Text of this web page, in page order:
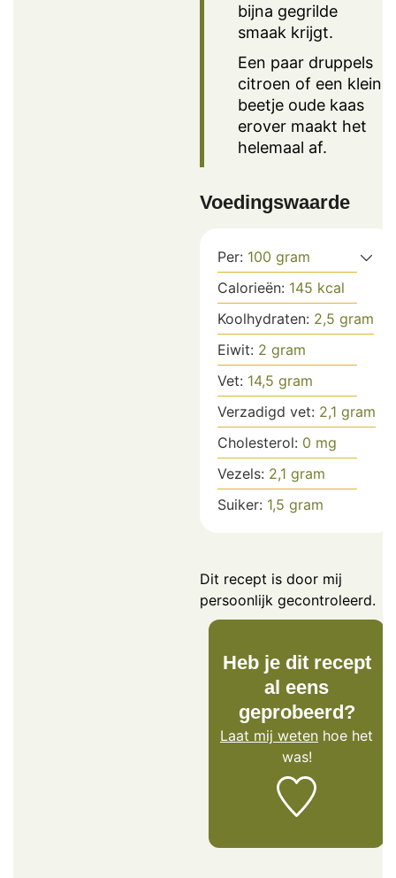
bijna gegrilde
smaak krijgt.
Een paar druppels
citroen of een klein
beetje oude kaas
erover maakt het
helemaal af.
Voedingswaarde
Per: 100 gram
Calorieën: 145 kcal
Koolhydraten: 2,5 gram
Eiwit: 2 gram
Vet: 14,5 gram
Verzadigd vet: 2,1 gram
Cholesterol: 0 mg
Vezels: 2,1 gram
Suiker: 1,5 gram
Dit recept is door mij
persoonlijk gecontroleerd.
Heb je dit recept
al eens
geprobeerd?
Laat mij weten hoe het
was!